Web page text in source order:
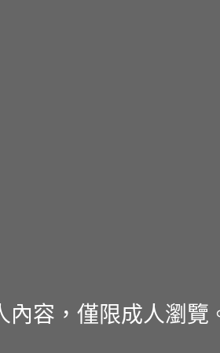
內容，僅限成人瀏覽